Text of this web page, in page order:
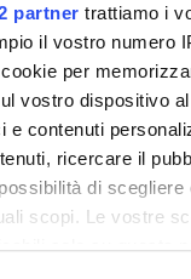
partner trattiamo i
il vostro numero
per
vostro dispositivo
e contenuti
ricercare il
di scegliere
scopi. Le vostre
solo su questa
STUDENTI
DIPARTIMENTO